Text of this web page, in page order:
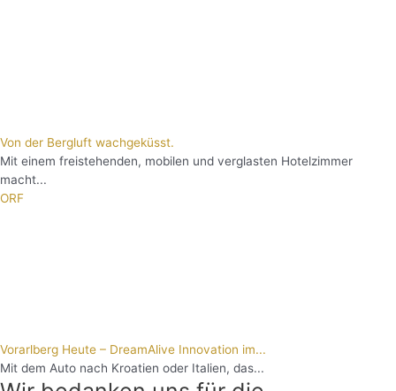
Von der Bergluft wachgeküsst.
Mit einem freistehenden, mobilen und verglasten Hotelzimmer
macht...
ORF
Vorarlberg Heute – DreamAlive Innovation im...
Mit dem Auto nach Kroatien oder Italien, das...